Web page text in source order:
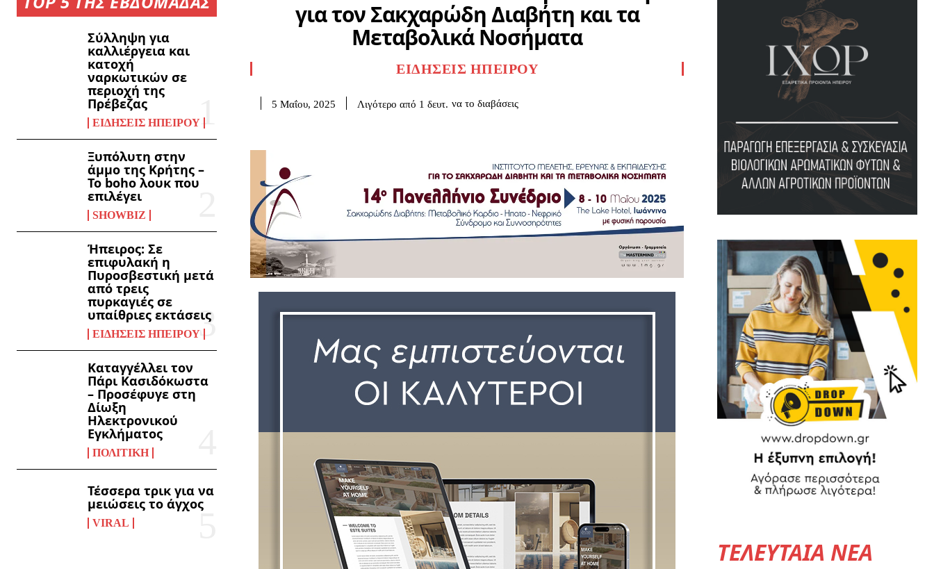
Σύλληψη για
καλλιέργεια και
κατοχή
ναρκωτικών σε
περιοχή της
Πρέβεζας
ΕΙΔΉΣΕΙΣ ΗΠΕΊΡΟΥ
Ξυπόλυτη στην
άμμο της Κρήτης –
Το boho λουκ που
επιλέγει
SHOWBIZ
Ήπειρος: Σε
επιφυλακή η
Πυροσβεστική μετά
από τρεις
πυρκαγιές σε
υπαίθριες εκτάσεις
ΕΙΔΉΣΕΙΣ ΗΠΕΊΡΟΥ
Καταγγέλλει τον
Πάρι Κασιδόκωστα
– Προσέφυγε στη
Δίωξη
Ηλεκτρονικού
Εγκλήματος
ΠΟΛΙΤΙΚΉ
Τέσσερα τρικ για να
μειώσεις το άγχος
VIRAL
για τον Σακχαρώδη Διαβήτη και τα
Μεταβολικά Νοσήματα
ΕΙΔΉΣΕΙΣ ΗΠΕΊΡΟΥ
5 Μαΐου, 2025 Λιγότερο από 1 δευτ. να το διαβάσεις
ΤΕΛΕΥΤΑΙΑ ΝΕΑ